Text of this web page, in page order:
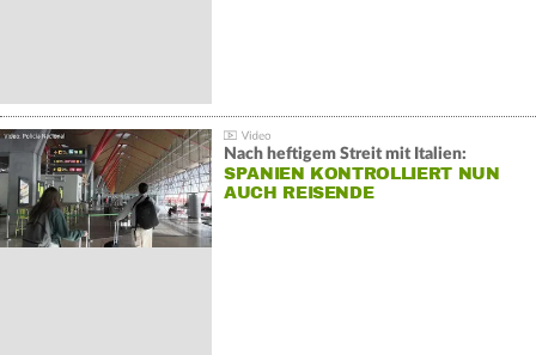
Nach heftigem Streit mit Italien:
SPANIEN KONTROLLIERT NUN
AUCH REISENDE